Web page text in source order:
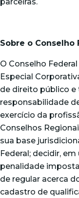
Sobre o Conselho
O Conselho
Especial
de direito público e
responsabilidade
exercício da
Conselhos
sua base
Federal; decidir,
penalidade
de regular acerca
cadastro de